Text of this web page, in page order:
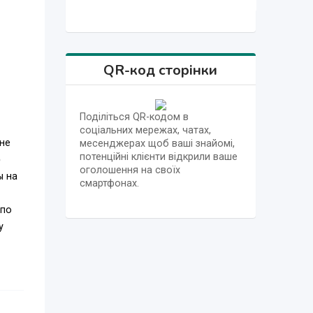
на
QR-код сторінки
Поділіться QR-кодом в
соціальних мережах, чатах,
месенджерах щоб ваші знайомі,
потенційні клієнти відкрили ваше
оголошення на своїх
смартфонах.